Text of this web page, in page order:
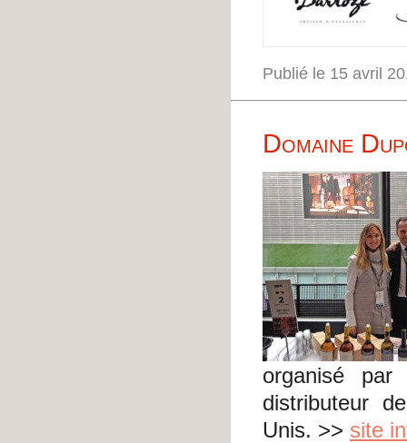
Publié le 15 avril
Domaine
organisé
distributeur
Unis. >> site